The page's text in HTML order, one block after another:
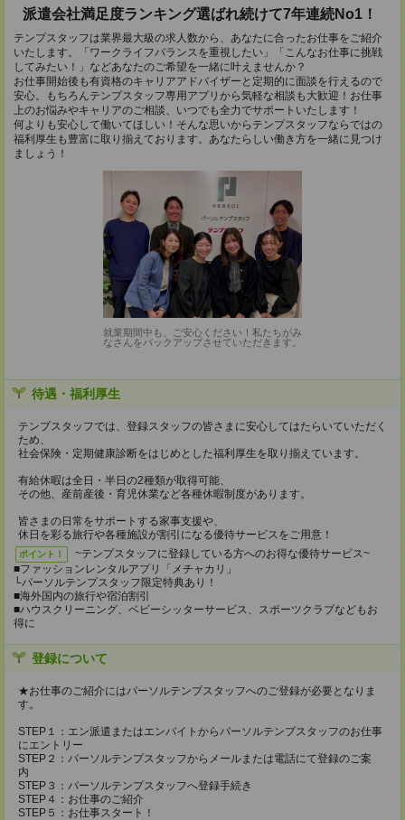
派遣会社満足度ランキング選ばれ続けて7年連続No1！
テンプスタッフは業界最大級の求人数から、あなたに合ったお仕事をご紹介
いたします。「ワークライフバランスを重視したい」「こんなお仕事に挑戦
してみたい！」などあなたのご希望を一緒に叶えませんか？
お仕事開始後も有資格のキャリアアドバイザーと定期的に面談を行えるので
安心。もちろんテンプスタッフ専用アプリから気軽な相談も大歓迎！お仕事
上のお悩みやキャリアのご相談、いつでも全力でサポートいたします！
何よりも安心して働いてほしい！そんな思いからテンプスタッフならではの
福利厚生も豊富に取り揃えております。あなたらしい働き方を一緒に見つけ
ましょう！
就業期間中も、ご安心ください！私たちがみ
なさんをバックアップさせていただきます。
待遇・福利厚生
テンプスタッフでは、登録スタッフの皆さまに安心してはたらいていただく
ため、
社会保険・定期健康診断をはじめとした福利厚生を取り揃えています。
有給休暇は全日・半日の2種類が取得可能、
その他、産前産後・育児休業など各種休暇制度があります。
皆さまの日常をサポートする家事支援や、
休日を彩る旅行や各種施設が割引になる優待サービスをご用意！
ポイント！
~テンプスタッフに登録している方へのお得な優待サービス~
■ファッションレンタルアプリ「メチャカリ」
└パーソルテンプスタッフ限定特典あり！
■海外国内の旅行や宿泊割引
■ハウスクリーニング、ベビーシッターサービス、スポーツクラブなどもお
得に
登録について
★お仕事のご紹介にはパーソルテンプスタッフへのご登録が必要となりま
す。
STEP１：エン派遣またはエンバイトからパーソルテンプスタッフのお仕事
にエントリー
STEP２：パーソルテンプスタッフからメールまたは電話にて登録のご案
内
STEP３：パーソルテンプスタッフへ登録手続き
STEP４：お仕事のご紹介
STEP５：お仕事スタート！